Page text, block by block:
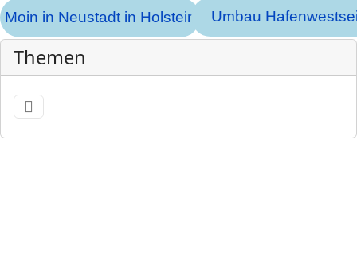
Moin in Neustadt in Holstein Umbau
Themen